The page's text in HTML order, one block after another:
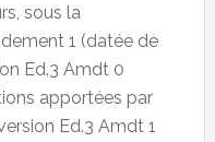
sous la
1 (datée de
Ed.3 Amdt 0
apportées par
Ed.3 Amdt 1